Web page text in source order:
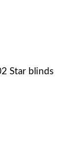
Star blinds